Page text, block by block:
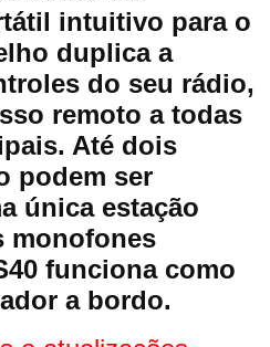
intuitivo para o
duplica a
do seu rádio,
remoto a todas
Até dois
podem ser
única estação
monofones
funciona como
a bordo.